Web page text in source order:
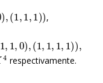
1 1
,
,1 1
4
respectivamente.